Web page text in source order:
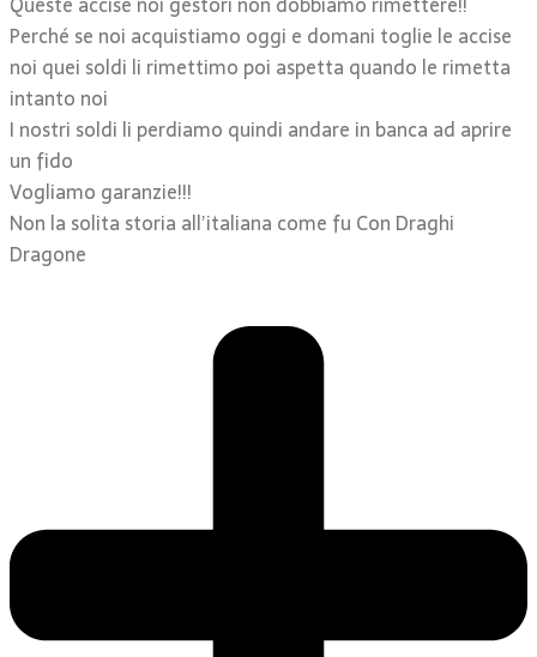
Perché se noi acquistiamo oggi e domani toglie le accise
noi quei soldi li rimettimo poi aspetta quando le rimetta
intanto noi
I nostri soldi li perdiamo quindi andare in banca ad aprire
un fido
Vogliamo garanzie!!!
Non la solita storia all’italiana come fu Con Draghi
Dragone